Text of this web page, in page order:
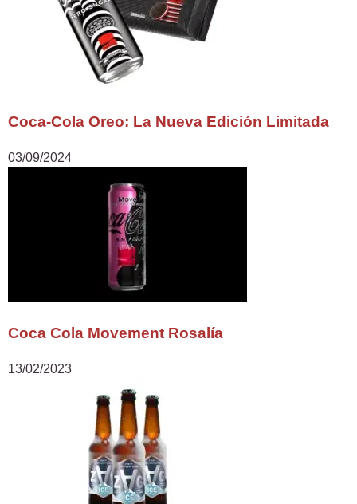
Coca-Cola Oreo: La Nueva Edición Limitada
03/09/2024
Coca Cola Movement Rosalía
13/02/2023